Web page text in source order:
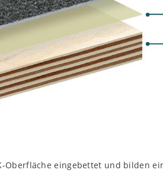
Oberfläche eingebettet und bilden